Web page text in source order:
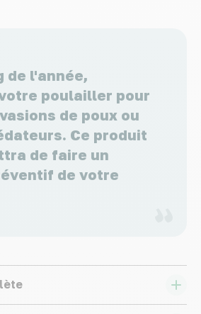
de l'année,
poulailler pour
de poux ou
Ce produit
de faire un
de votre